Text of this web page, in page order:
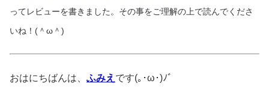
ってレビューを書きました。その事をご理解の上で読んでくださ
いね！(＾ω＾)
おはにちばんは、 ふみえ です(｡･ω･)ﾉﾞ